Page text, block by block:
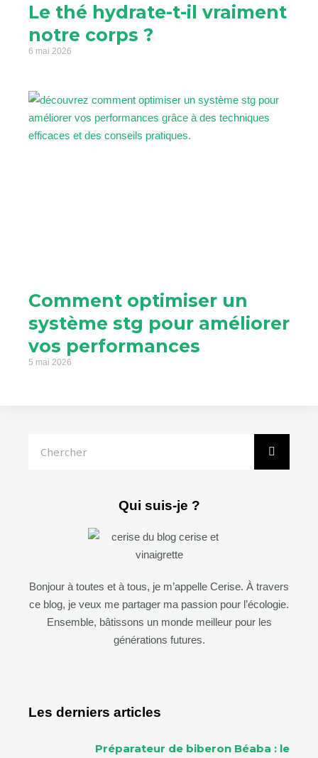
Le thé hydrate-t-il vraiment
notre corps ?
6 mai 2026
Comment optimiser un
système stg pour améliorer
vos performances
5 mai 2026
Qui suis-je ?
Bonjour à toutes et à tous, je m’appelle Cerise. À travers
ce blog, je veux me partager ma passion pour l’écologie.
Ensemble, bâtissons un monde meilleur pour les
générations futures.
Les derniers articles
Préparateur de biberon Béaba : le